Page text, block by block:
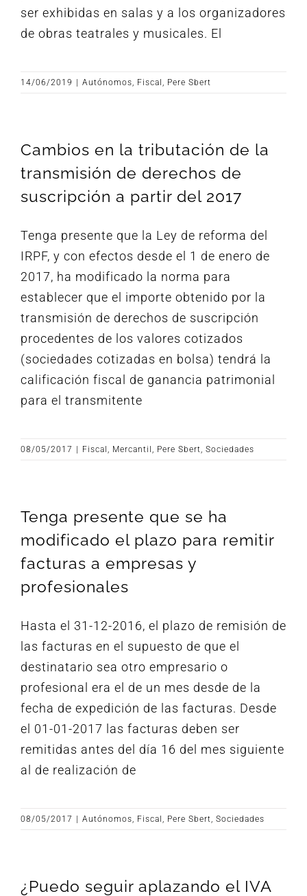
ser exhibidas en salas y a los organizadores
de obras teatrales y musicales. El
14/06/2019 Autónomos, Fiscal , Pere Sbert
Cambios en la tributación de la
transmisión de derechos de
suscripción a partir del 2017
Tenga presente que la Ley de reforma del
IRPF, y con efectos desde el 1 de enero de
2017, ha modificado la norma para
establecer que el importe obtenido por la
transmisión de derechos de suscripción
procedentes de los valores cotizados
(sociedades cotizadas en bolsa) tendrá la
calificación fiscal de ganancia patrimonial
para el transmitente
08/05/2017 Fiscal , Mercantil , Pere Sbert, Sociedades
Tenga presente que se ha
modificado el plazo para remitir
facturas a empresas y
profesionales
Hasta el 31-12-2016, el plazo de remisión de
las facturas en el supuesto de que el
destinatario sea otro empresario o
profesional era el de un mes desde de la
fecha de expedición de las facturas. Desde
el 01-01-2017 las facturas deben ser
remitidas antes del día 16 del mes siguiente
al de realización de
08/05/2017 Autónomos, Fiscal , Pere Sbert, Sociedades
¿Puedo seguir aplazando el IVA